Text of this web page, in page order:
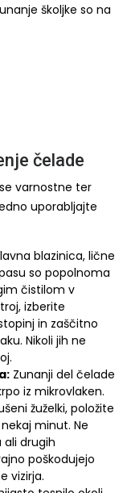
školjke so na
čelade
varnostne ter
uporabljajte
blazinica, lične
so popolnoma
čistilom v
izberite
in zaščitno
Nikoli jih ne
Zunanji del čelade
iz mikrovlaken.
žuželki, položite
minut. Ne
drugih
poškodujejo
vizirja.